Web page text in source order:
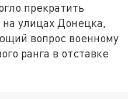
прекратить
улицах Донецка,
вопрос военному
ранга в отставке